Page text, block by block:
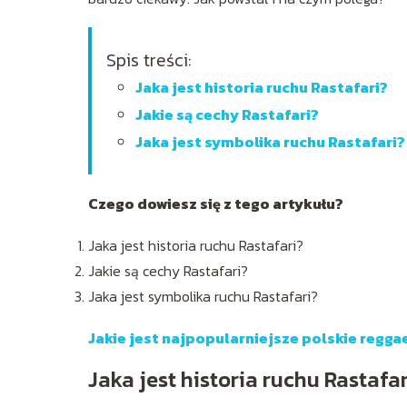
Spis treści:
Jaka jest historia ruchu Rastafari?
Jakie są cechy Rastafari?
Jaka jest symbolika ruchu Rastafari?
Czego dowiesz się z tego artykułu?
Jaka jest historia ruchu Rastafari?
Jakie są cechy Rastafari?
Jaka jest symbolika ruchu Rastafari?
Jakie jest najpopularniejsze polskie
Jaka jest historia ruchu